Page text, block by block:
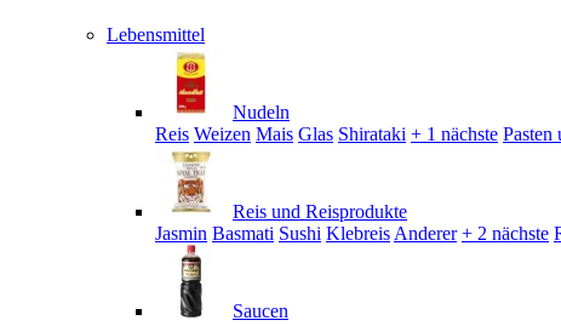
Lebensmittel
Nudeln
Reis Weizen Mais Glas Shirataki + 1 nächste Pasten
Reis und Reisprodukte
Jasmin Basmati Sushi Klebreis Anderer + 2 nächste
Saucen